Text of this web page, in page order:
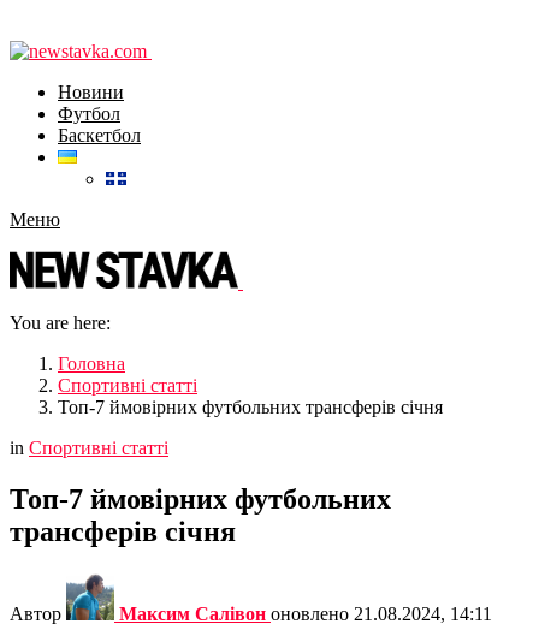
Новини
Футбол
Баскетбол
Меню
You are here:
Головна
Спортивні статті
Топ-7 ймовірних футбольних трансферів січня
in Спортивні статті
Топ-7 ймовірних футбольних
трансферів січня
Автор Максим Салівон оновлено 21.08.2024, 14:11